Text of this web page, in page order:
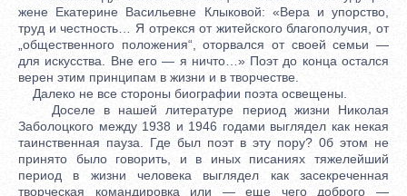
жене Екатерине Васильевне Клыковой: «Вера и упорство,
труд и честность… Я отрекся от житейского благополучия, от
„общественного положения“, оторвался от своей семьи —
для искусства. Вне его — я ничто…» Поэт до конца остался
верен этим принципам в жизни и в творчестве.
Далеко не все стороны биографии поэта освещены.
Доселе в нашей литературе период жизни Николая
Заболоцкого между 1938 и 1946 годами выглядел как некая
таинственная пауза. Где был поэт в эту пору? 0б этом не
принято было говорить, и в иных писаниях тяжелейший
период в жизни человека выглядел как засекреченная
творческая командировка или — еще чего доброго —